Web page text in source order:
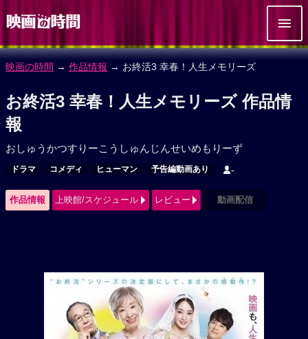
映画の時間 → 作品情報 → お終活3 幸春！人生メモリーズ
お終活3 幸春！人生メモリーズ 作品情
報
おしゅうかつすりーこうしゅんじんせいめもりーず
ドラマ コメディ ヒューマン 予告編動画あり -
作品情報 上映館/スケジュール レビュー 動画配信